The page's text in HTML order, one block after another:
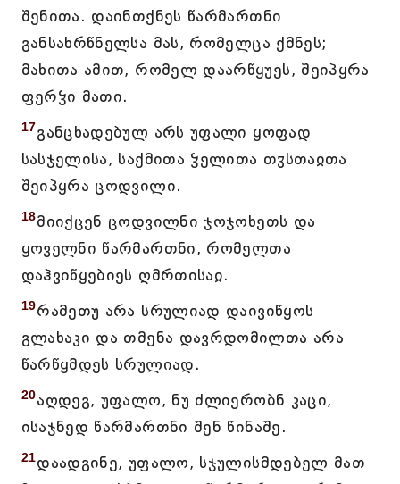
შენითა. დაინთქნეს წარმართნი
განსახრწნელსა მას, რომელცა ქმნეს;
მახითა ამით, რომელ დაარწყუეს, შეიპყრა
ფერჴი მათი.
17განცხადებულ არს უფალი ყოფად
სასჯელისა, საქმითა ჴელითა თჳსთაჲთა
შეიპყრა ცოდვილი.
18მიიქცენ ცოდვილნი ჯოჯოხეთს და
ყოველნი წარმართნი, რომელთა
დაჰვიწყებიეს ღმრთისაჲ.
19რამეთუ არა სრულიად დაივიწყოს
გლახაკი და თმენა დავრდომილთა არა
წარწყმდეს სრულიად.
20აღდეგ, უფალო, ნუ ძლიერობნ კაცი,
ისაჯნედ წარმართნი შენ წინაშე.
21დაადგინე, უფალო, სჯულისმდებელ მათ